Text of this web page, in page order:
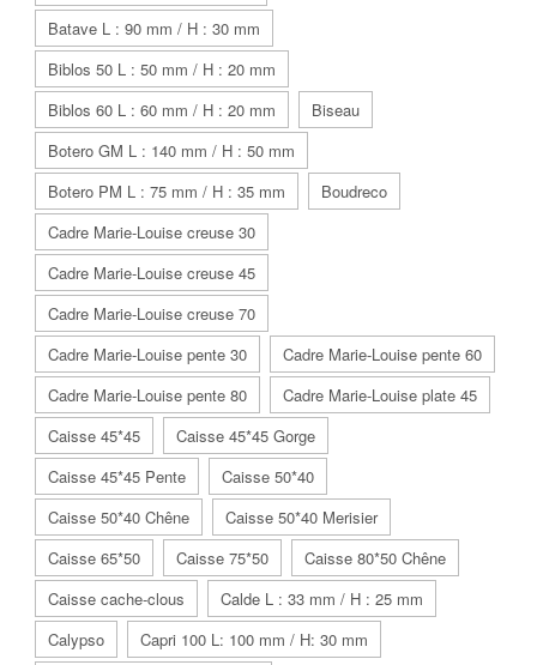
Batave L : 90 mm / H : 30 mm
Biblos 50 L : 50 mm / H : 20 mm
Biblos 60 L : 60 mm / H : 20 mm
Biseau
Botero GM L : 140 mm / H : 50 mm
Botero PM L : 75 mm / H : 35 mm
Boudreco
Cadre Marie-Louise creuse 30
Cadre Marie-Louise creuse 45
Cadre Marie-Louise creuse 70
Cadre Marie-Louise pente 30
Cadre Marie-Louise pente 60
Cadre Marie-Louise pente 80
Cadre Marie-Louise plate 45
Caisse 45*45
Caisse 45*45 Gorge
Caisse 45*45 Pente
Caisse 50*40
Caisse 50*40 Chêne
Caisse 50*40 Merisier
Caisse 65*50
Caisse 75*50
Caisse 80*50 Chêne
Caisse cache-clous
Calde L : 33 mm / H : 25 mm
Calypso
Capri 100 L: 100 mm / H: 30 mm